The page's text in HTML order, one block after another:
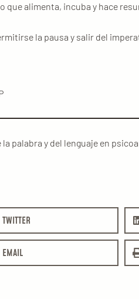
que alimenta, incuba y hace
la pausa y salir del
palabra y del lenguaje en
TWITTER
EMAIL